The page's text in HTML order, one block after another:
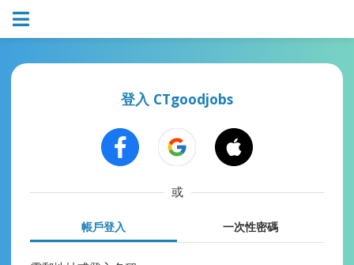
登入 CTgoodjobs
或
帳戶登入 一次性密碼